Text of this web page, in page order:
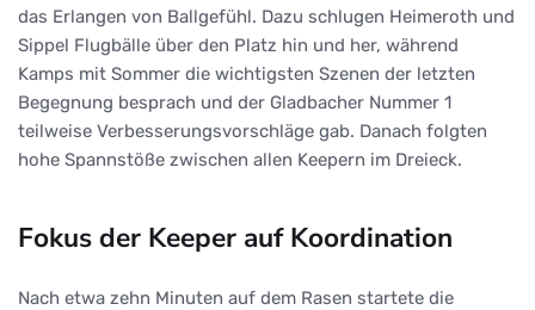
das Erlangen von Ballgefühl. Dazu schlugen Heimeroth und
Sippel Flugbälle über den Platz hin und her, während
Kamps mit Sommer die wichtigsten Szenen der letzten
Begegnung besprach und der Gladbacher Nummer 1
teilweise Verbesserungsvorschläge gab. Danach folgten
hohe Spannstöße zwischen allen Keepern im Dreieck.
Fokus der Keeper auf Koordination
Nach etwa zehn Minuten auf dem Rasen startete die